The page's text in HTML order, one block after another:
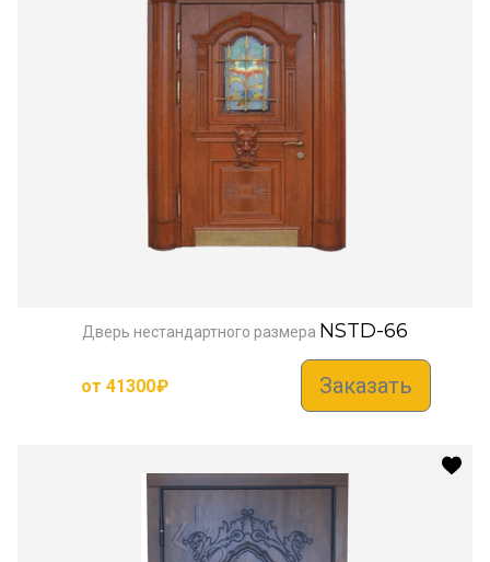
Дверь нестандартного размера NSTD-66
от 41300₽ Заказать